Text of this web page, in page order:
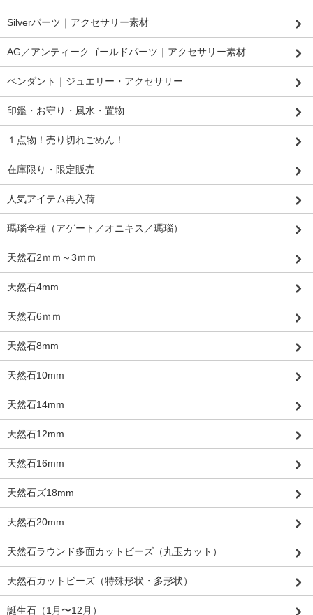
Silverパーツ｜アクセサリー素材
AG／アンティークゴールドパーツ｜アクセサリー素材
ペンダント｜ジュエリー・アクセサリー
印鑑・お守り・風水・置物
１点物！売り切れごめん！
在庫限り・限定販売
人気アイテム再入荷
瑪瑙全種（アゲート／オニキス／瑪瑙）
天然石2ｍｍ～3ｍｍ
天然石4mm
天然石6ｍｍ
天然石8mm
天然石10mm
天然石14mm
天然石12mm
天然石16mm
天然石ズ18mm
天然石20mm
天然石ラウンド多面カットビーズ（丸玉カット）
天然石カットビーズ（特殊形状・多形状）
誕生石（1月〜12月）